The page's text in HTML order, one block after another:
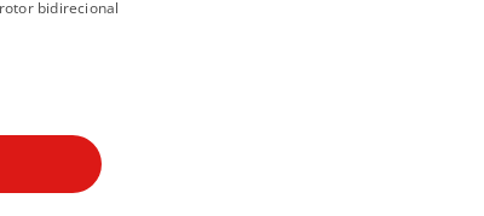
bidirecional